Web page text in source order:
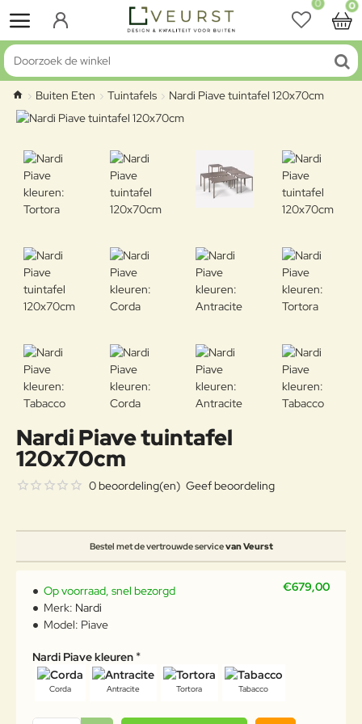
0 0
Doorzoek de winkel
home
Buiten Eten Tuintafels Nardi Piave tuintafel 120x70cm
Nardi Piave tuintafel
120x70cm
Bestel met de vertrouwde servicevan Veurst
0 beoordeling(en) Geef beoordeling
€679,00
Op voorraad, snel bezorgd
Merk: Nardi
Model: Piave
Nardi Piave kleuren
Corda Antracite Tortora Tabacco